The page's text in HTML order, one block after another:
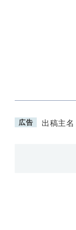
広告 出稿主名